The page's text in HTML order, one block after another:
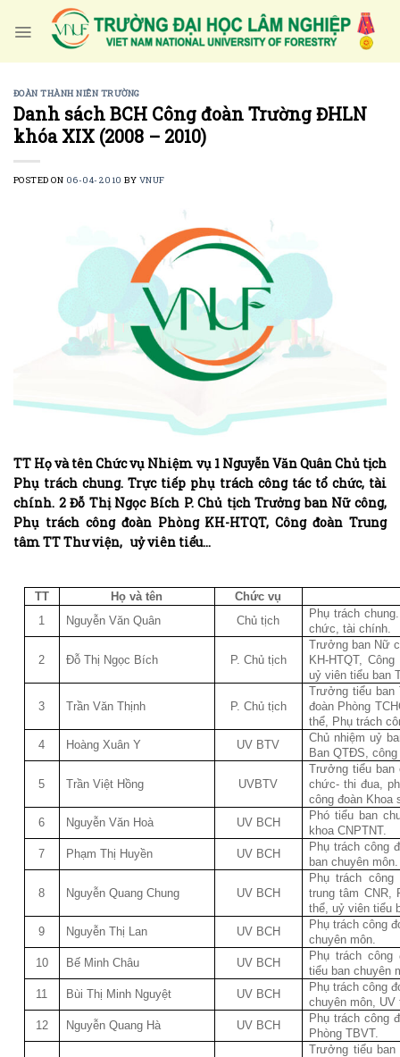
ĐOÀN THÀNH NIÊN TRƯỜNG
Danh sách BCH Công đoàn Trường ĐHLN
khóa XIX (2008 – 2010)
POSTED ON 06-04-2010 BY VNUF
TT Họ và tên Chức vụ Nhiệm vụ 1 Nguyễn Văn Quân Chủ tịch
Phụ trách chung. Trực tiếp phụ trách công tác tổ chức, tài
chính. 2 Đỗ Thị Ngọc Bích P. Chủ tịch Trưởng ban Nữ công,
Phụ trách công đoàn Phòng KH-HTQT, Công đoàn Trung
tâm TT Thư viện, uỷ viên tiểu…
TT Họ và tên
Chức vụ
1
Nguyễn Văn Quân Chủ tịch
Phụ trách
chức, tài chính.
2 Đỗ Thị Ngọc Bích P. Chủ tịch
Trưởng ban Nữ
KH-HTQT,
uỷ viên tiểu ban
3 Trần Văn Thịnh P. Chủ tịch
Trưởng tiểu ban
đoàn Phòng
thể, Phụ trách
4
Hoàng Xuân Y UV BTV
Chủ nhiệm uỷ
Ban QTĐS,
5 Trần Việt Hồng UVBTV
Trưởng tiểu ban
chức- thi đua,
công đoàn Khoa
6
Nguyễn Văn Hoà UV BCH
Phó tiểu ban
khoa CNPTNT.
7
Phạm Thị Huyền UV BCH
Phụ trách công
ban chuyên môn.
8 Nguyễn Quang Chung UV BCH
Phụ trách công
trung tâm CNR,
thể, uỷ viên tiểu
9
Nguyễn Thị Lan UV BCH
Phụ trách công
chuyên môn.
10
Bế Minh Châu UV BCH
Phụ trách công
tiểu ban chuyên
11
Bùi Thị Minh Nguyệt UV BCH
Phụ trách công
chuyên môn, UV
12
Nguyễn Quang Hà UV BCH
Phụ trách công
Phòng TBVT.
Trưởng tiểu ban